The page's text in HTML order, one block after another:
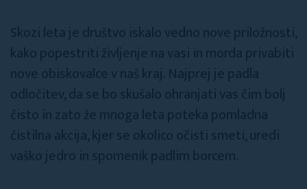
Skozi leta je društvo iskalo vedno nove priložnosti,
kako popestriti življenje na vasi in morda privabiti
nove obiskovalce v naš kraj. Najprej je padla
odločitev, da se bo skušalo ohranjati vas čim bolj
čisto in zato že mnoga leta poteka pomladna
čistilna akcija, kjer se okolico očisti smeti, uredi
vaško jedro in spomenik padlim borcem.